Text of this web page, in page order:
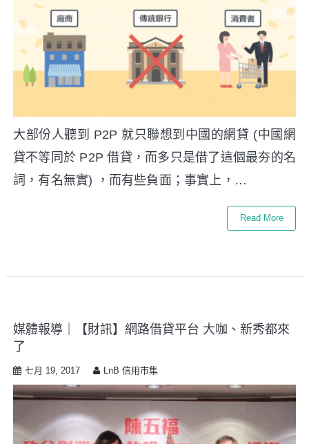
大部份人聽到 P2P 就只聯想到中國的網貸 (中國網
貸不等同於 P2P 借貸，而多只是借了這個最夯的名
詞，有名無實) ，而有些負面；事實上，…
Read More
媒體報導｜【財訊】網路借貸平台 大咖、新秀都來
了
七月 19, 2017 LnB 信用市集